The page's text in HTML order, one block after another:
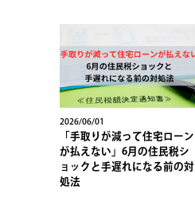
2026/06/01
「手取りが減って住宅ローン
が払えない」6月の住民税シ
ョックと手遅れになる前の対
処法